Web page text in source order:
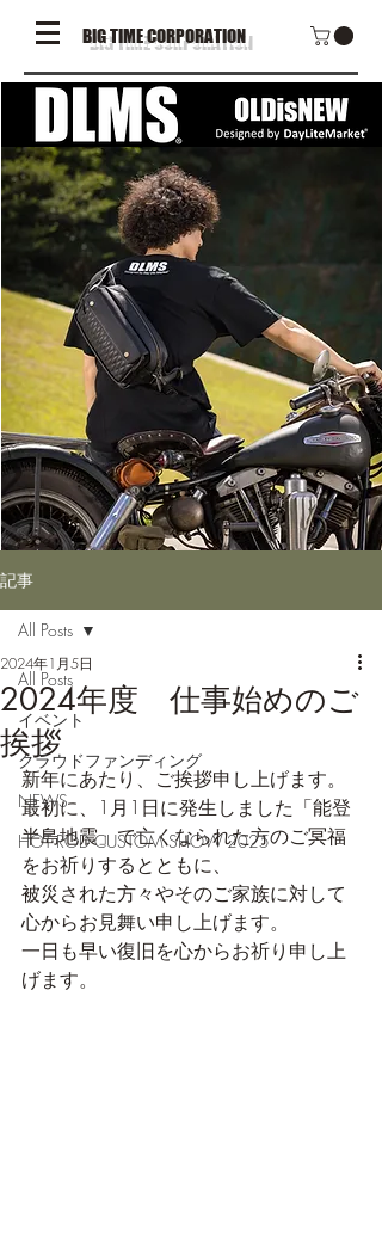
BIG TIME CORPORATION
記事
All Posts
イベント
クラウドファンディング
NEWS
HOT ROD CUSTOM SHOW 2025
All Posts
2024年度 仕事始めのご
挨拶
2024年1月5日
新年にあたり、ご挨拶申し上げます。
最初に、1月1日に発生しました「能登
半島地震」で亡くなられた方のご冥福
をお祈りするとともに、
被災された方々やそのご家族に対して
心からお見舞い申し上げます。
一日も早い復旧を心からお祈り申し上
げます。